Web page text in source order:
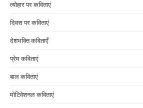
त्योहार पर कविताएं
दिवस पर कविताएं
देशभक्ति कविताएँ
प्रेम कविताएं
बाल कविताएं
मोटिवेशनल कविताएं